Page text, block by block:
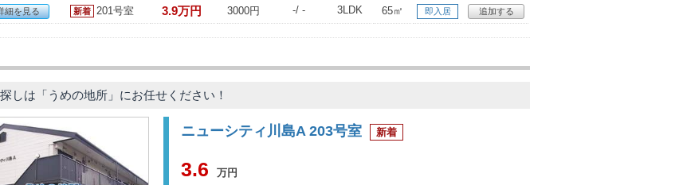
細を見る 201号室 3.9万円 3000円 -/ - 3LDK 65㎡ 即入居 追加する
しは「うめの地所」にお任せください！
ニューシティ川島A 203号室
3.6 万円